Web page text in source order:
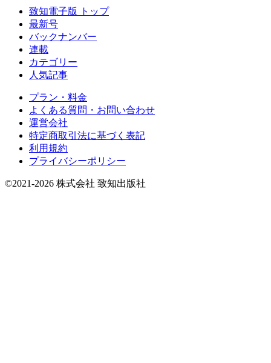
致知電子版 トップ
最新号
バックナンバー
連載
カテゴリー
人気記事
プラン・料金
よくある質問・お問い合わせ
運営会社
特定商取引法に基づく表記
利用規約
プライバシーポリシー
©2021-2026 株式会社 致知出版社